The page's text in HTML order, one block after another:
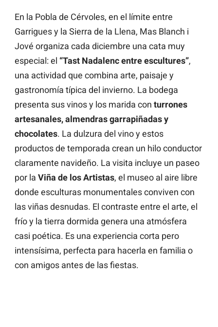
En la Pobla de Cérvoles, en el límite entre
Garrigues y la Sierra de la Llena, Mas Blanch i
Jové organiza cada diciembre una cata muy
especial: el “Tast Nadalenc entre escultures”,
una actividad que combina arte, paisaje y
gastronomía típica del invierno. La bodega
presenta sus vinos y los marida con turrones
artesanales, almendras garrapiñadas y
chocolates. La dulzura del vino y estos
productos de temporada crean un hilo conductor
claramente navideño. La visita incluye un paseo
por la Viña de los Artistas, el museo al aire libre
donde esculturas monumentales conviven con
las viñas desnudas. El contraste entre el arte, el
frío y la tierra dormida genera una atmósfera
casi poética. Es una experiencia corta pero
intensísima, perfecta para hacerla en familia o
con amigos antes de las fiestas.